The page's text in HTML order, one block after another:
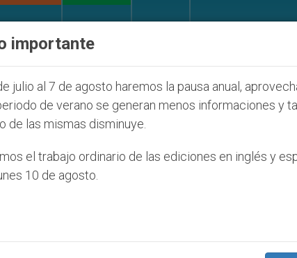
se pronuncia ante caso de obispo católico
importante
julio al 7 de agosto haremos la pausa anual,
de verano se generan menos informaciones y
de las mismas disminuye.
el trabajo ordinario de las ediciones en inglés y
10 de agosto.